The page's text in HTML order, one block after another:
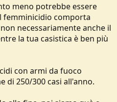
meno potrebbe essere
femminicidio comporta
necessariamente anche il
la tua casistica è ben più
con armi da fuoco
di 250/300 casi all'anno.